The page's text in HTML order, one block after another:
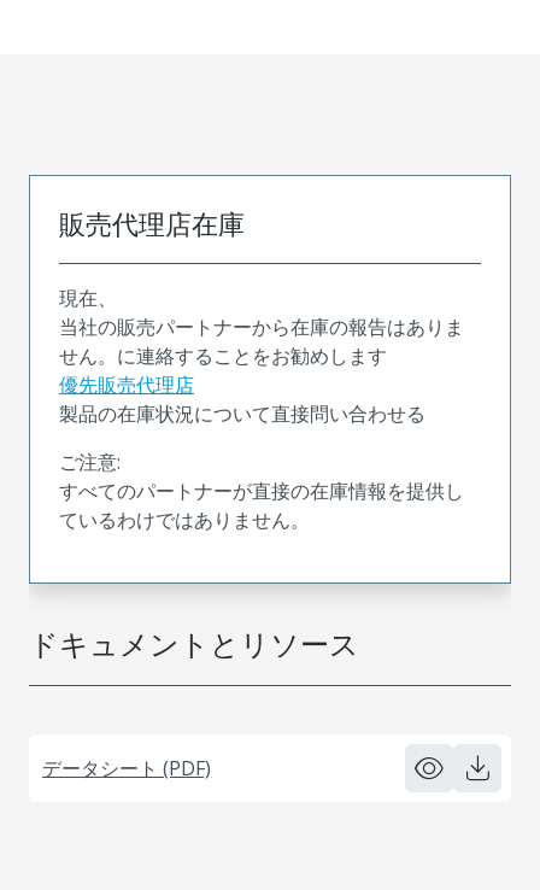
ドキュメントとリソース
データシート (PDF)
販売代理店在庫
現在、
当社の販売パートナーから在庫の報告はありま
せん。に連絡することをお勧めします
優先販売代理店
製品の在庫状況について直接問い合わせる
ご注意:
すべてのパートナーが直接の在庫情報を提供し
ているわけではありません。